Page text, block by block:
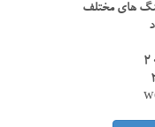
های مختلف